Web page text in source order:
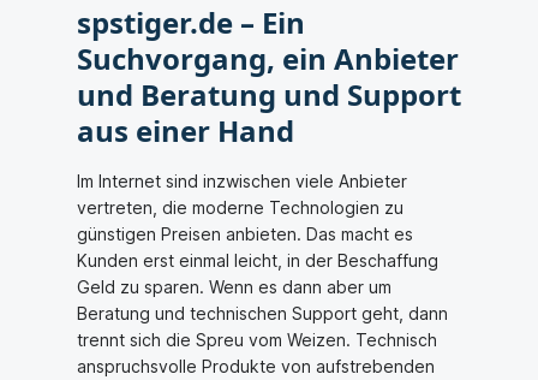
spstiger.de – Ein
Suchvorgang, ein Anbieter
und Beratung und Support
aus einer Hand
Im Internet sind inzwischen viele Anbieter
vertreten, die moderne Technologien zu
günstigen Preisen anbieten. Das macht es
Kunden erst einmal leicht, in der Beschaffung
Geld zu sparen. Wenn es dann aber um
Beratung und technischen Support geht, dann
trennt sich die Spreu vom Weizen. Technisch
anspruchsvolle Produkte von aufstrebenden